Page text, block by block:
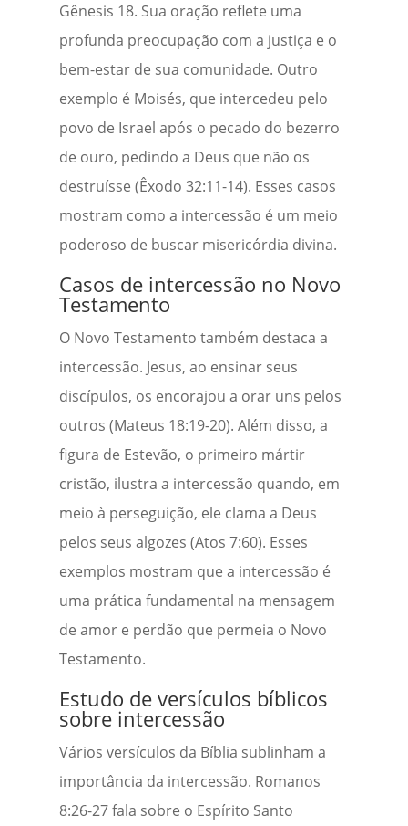
Gênesis 18. Sua oração reflete uma
profunda preocupação com a justiça e o
bem-estar de sua comunidade. Outro
exemplo é Moisés, que intercedeu pelo
povo de Israel após o pecado do bezerro
de ouro, pedindo a Deus que não os
destruísse (Êxodo 32:11-14). Esses casos
mostram como a intercessão é um meio
poderoso de buscar misericórdia divina.
Casos de intercessão no Novo
Testamento
O Novo Testamento também destaca a
intercessão. Jesus, ao ensinar seus
discípulos, os encorajou a orar uns pelos
outros (Mateus 18:19-20). Além disso, a
figura de Estevão, o primeiro mártir
cristão, ilustra a intercessão quando, em
meio à perseguição, ele clama a Deus
pelos seus algozes (Atos 7:60). Esses
exemplos mostram que a intercessão é
uma prática fundamental na mensagem
de amor e perdão que permeia o Novo
Testamento.
Estudo de versículos bíblicos
sobre intercessão
Vários versículos da Bíblia sublinham a
importância da intercessão. Romanos
8:26-27 fala sobre o Espírito Santo